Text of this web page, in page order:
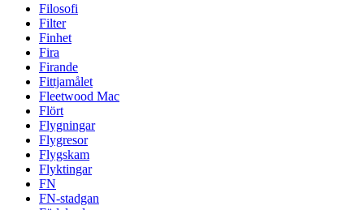
Filosofi
Filter
Finhet
Fira
Firande
Fittjamålet
Fleetwood Mac
Flört
Flygningar
Flygresor
Flygskam
Flyktingar
FN
FN-stadgan